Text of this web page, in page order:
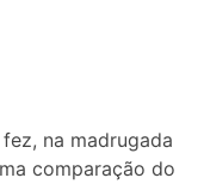
na madrugada
comparação do